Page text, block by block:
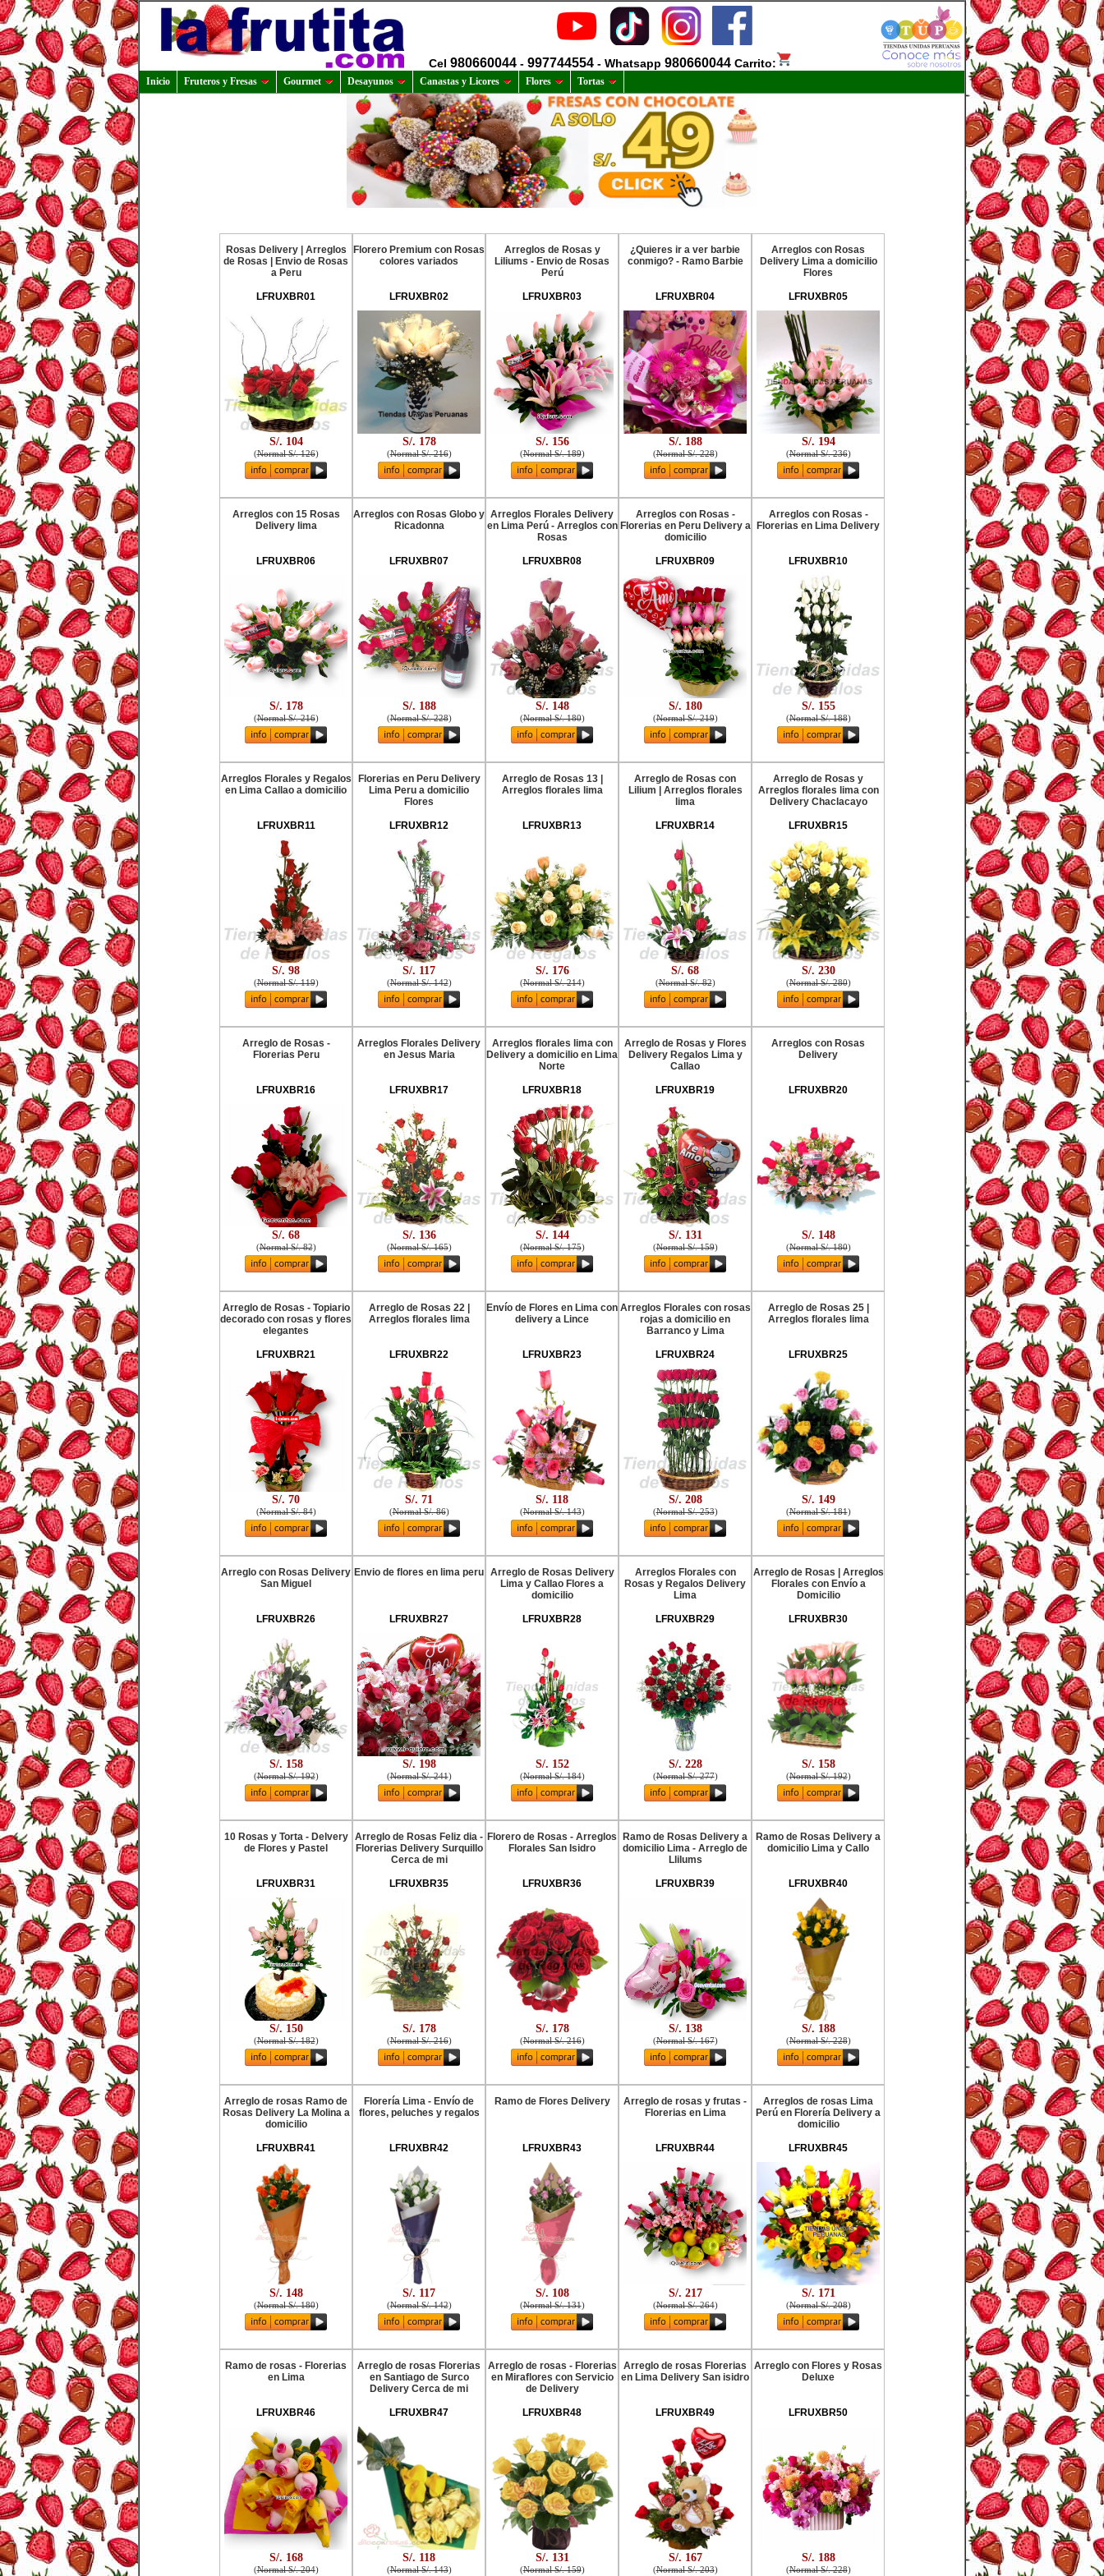
Cel 980660044 - 997744554 - Whatsapp 980660044 Carrito:
Inicio Fruteros y Fresas Gourmet Desayunos Canastas y Licores Flores Tortas
Rosas Delivery | Arreglos
de Rosas | Envio de Rosas
a Peru
LFRUXBR01
S/. 104
(Normal S/. 126)
Florero Premium con Rosas
colores variados
LFRUXBR02
S/. 178
(Normal S/. 216)
Arreglos de Rosas y
Liliums - Envio de Rosas
Perú
LFRUXBR03
S/. 156
(Normal S/. 189)
¿Quieres ir a ver barbie
conmigo? - Ramo Barbie
LFRUXBR04
S/. 188
(Normal S/. 228)
Arreglos con Rosas
Delivery Lima a domicilio
Flores
LFRUXBR05
S/. 194
(Normal S/. 236)
Arreglos con 15 Rosas
Delivery lima
LFRUXBR06
S/. 178
(Normal S/. 216)
Arreglos con Rosas Globo y
Ricadonna
LFRUXBR07
S/. 188
(Normal S/. 228)
Arreglos Florales Delivery
en Lima Perú - Arreglos con
Rosas
LFRUXBR08
S/. 148
(Normal S/. 180)
Arreglos con Rosas -
Florerias en Peru Delivery a
domicilio
LFRUXBR09
S/. 180
(Normal S/. 219)
Arreglos con Rosas -
Florerias en Lima Delivery
LFRUXBR10
S/. 155
(Normal S/. 188)
Arreglos Florales y Regalos
en Lima Callao a domicilio
LFRUXBR11
S/. 98
(Normal S/. 119)
Florerias en Peru Delivery
Lima Peru a domicilio
Flores
LFRUXBR12
S/. 117
(Normal S/. 142)
Arreglo de Rosas 13 |
Arreglos florales lima
LFRUXBR13
S/. 176
(Normal S/. 214)
Arreglo de Rosas con
Lilium | Arreglos florales
lima
LFRUXBR14
S/. 68
(Normal S/. 82)
Arreglo de Rosas y
Arreglos florales lima con
Delivery Chaclacayo
LFRUXBR15
S/. 230
(Normal S/. 280)
Arreglo de Rosas -
Florerias Peru
LFRUXBR16
S/. 68
(Normal S/. 82)
Arreglos Florales Delivery
en Jesus Maria
LFRUXBR17
S/. 136
(Normal S/. 165)
Arreglos florales lima con
Delivery a domicilio en Lima
Norte
LFRUXBR18
S/. 144
(Normal S/. 175)
Arreglo de Rosas y Flores
Delivery Regalos Lima y
Callao
LFRUXBR19
S/. 131
(Normal S/. 159)
Arreglos con Rosas
Delivery
LFRUXBR20
S/. 148
(Normal S/. 180)
Arreglo de Rosas - Topiario
decorado con rosas y flores
elegantes
LFRUXBR21
S/. 70
(Normal S/. 84)
Arreglo de Rosas 22 |
Arreglos florales lima
LFRUXBR22
S/. 71
(Normal S/. 86)
Envío de Flores en Lima con
delivery a Lince
LFRUXBR23
S/. 118
(Normal S/. 143)
Arreglos Florales con rosas
rojas a domicilio en
Barranco y Lima
LFRUXBR24
S/. 208
(Normal S/. 253)
Arreglo de Rosas 25 |
Arreglos florales lima
LFRUXBR25
S/. 149
(Normal S/. 181)
Arreglo con Rosas Delivery
San Miguel
LFRUXBR26
S/. 158
(Normal S/. 192)
Envio de flores en lima peru
LFRUXBR27
S/. 198
(Normal S/. 241)
Arreglo de Rosas Delivery
Lima y Callao Flores a
domicilio
LFRUXBR28
S/. 152
(Normal S/. 184)
Arreglos Florales con
Rosas y Regalos Delivery
Lima
LFRUXBR29
S/. 228
(Normal S/. 277)
Arreglo de Rosas | Arreglos
Florales con Envío a
Domicilio
LFRUXBR30
S/. 158
(Normal S/. 192)
10 Rosas y Torta - Delvery
de Flores y Pastel
LFRUXBR31
S/. 150
(Normal S/. 182)
Arreglo de Rosas Feliz dia -
Florerias Delivery Surquillo
Cerca de mi
LFRUXBR35
S/. 178
(Normal S/. 216)
Florero de Rosas - Arreglos
Florales San Isidro
LFRUXBR36
S/. 178
(Normal S/. 216)
Ramo de Rosas Delivery a
domicilio Lima - Arreglo de
Llilums
LFRUXBR39
S/. 138
(Normal S/. 167)
Ramo de Rosas Delivery a
domicilio Lima y Callo
LFRUXBR40
S/. 188
(Normal S/. 228)
Arreglo de rosas Ramo de
Rosas Delivery La Molina a
domicilio
LFRUXBR41
S/. 148
(Normal S/. 180)
Florería Lima - Envío de
flores, peluches y regalos
LFRUXBR42
S/. 117
(Normal S/. 142)
Ramo de Flores Delivery
LFRUXBR43
S/. 108
(Normal S/. 131)
Arreglo de rosas y frutas -
Florerias en Lima
LFRUXBR44
S/. 217
(Normal S/. 264)
Arreglos de rosas Lima
Perú en Florería Delivery a
domicilio
LFRUXBR45
S/. 171
(Normal S/. 208)
Ramo de rosas - Florerias
en Lima
LFRUXBR46
S/. 168
(Normal S/. 204)
Arreglo de rosas Florerias
en Santiago de Surco
Delivery Cerca de mi
LFRUXBR47
S/. 118
(Normal S/. 143)
Arreglo de rosas - Florerias
en Miraflores con Servicio
de Delivery
LFRUXBR48
S/. 131
(Normal S/. 159)
Arreglo de rosas Florerias
en Lima Delivery San isidro
LFRUXBR49
S/. 167
(Normal S/. 203)
Arreglo con Flores y Rosas
Deluxe
LFRUXBR50
S/. 188
(Normal S/. 228)